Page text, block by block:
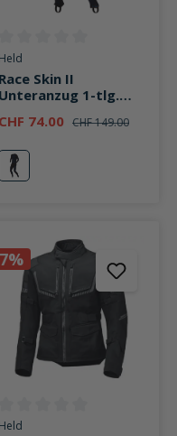
von 5 Sternen
Durchschnittliche Bewertung
Held
Race Skin II
Unteranzug 1-tlg.
CHF 74.00 CHF 149.00
blau
von 5 Sternen
Durchschnittliche Bewertung
Held